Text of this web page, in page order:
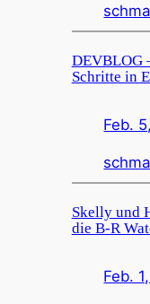
DEVBLOG
Schritte in
Feb.
Skelly und
die B-R
Feb.